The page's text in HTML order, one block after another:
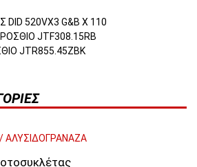
DID 520VX3 G&B X 110
JTF308.15RB
JTR855.45ZBK